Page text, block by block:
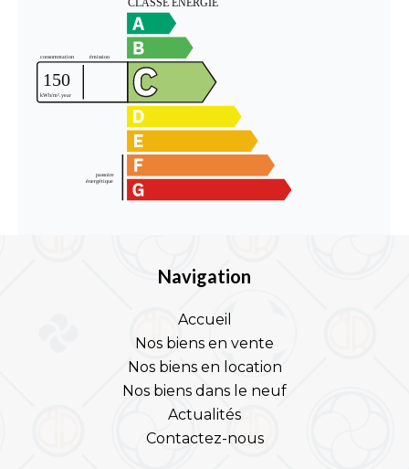
Navigation
Accueil
Nos biens en vente
Nos biens en location
Nos biens dans le neuf
Actualités
Contactez-nous